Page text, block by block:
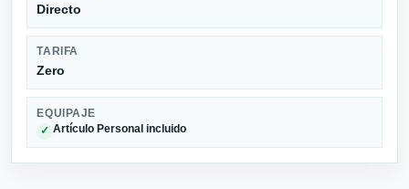
Directo
TARIFA
Zero
EQUIPAJE
✓ Artículo Personal incluido